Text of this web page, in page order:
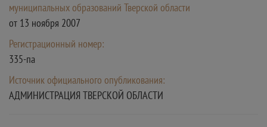
муниципальных образований Тверской области
от 13 ноября 2007
Регистрационный номер:
335-па
Источник официального опубликования:
АДМИНИСТРАЦИЯ ТВЕРСКОЙ ОБЛАСТИ